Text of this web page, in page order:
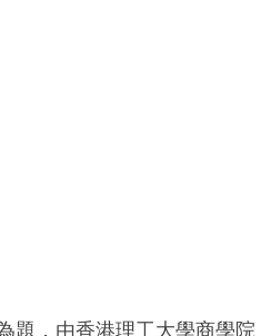
題，由香港理工大學商學院